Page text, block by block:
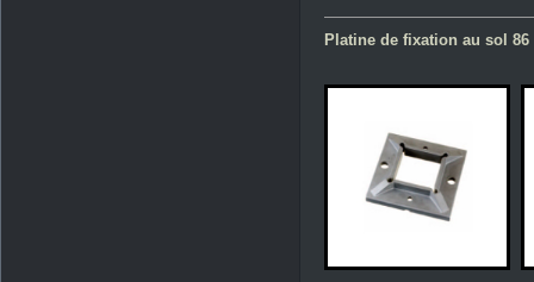
Platine de fixation au sol